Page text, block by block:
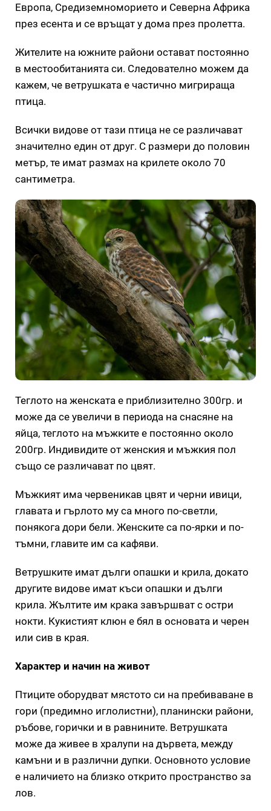
Европа, Средиземноморието и Северна Африка
през есента и се връщат у дома през пролетта.
Жителите на южните райони остават постоянно
в местообитанията си. Следователно можем да
кажем, че ветрушката е частично мигрираща
птица.
Всички видове от тази птица не се различават
значително един от друг. С размери до половин
метър, те имат размах на крилете около 70
сантиметра.
Теглото на женската е приблизително 300гр. и
може да се увеличи в периода на снасяне на
яйца, теглото на мъжките е постоянно около
200гр. Индивидите от женския и мъжкия пол
също се различават по цвят.
Мъжкият има червеникав цвят и черни ивици,
главата и гърлото му са много по-светли,
понякога дори бели. Женските са по-ярки и по-
тъмни, главите им са кафяви.
Ветрушките имат дълги опашки и крила, докато
другите видове имат къси опашки и дълги
крила. Жълтите им крака завършват с остри
нокти. Кукистият клюн е бял в основата и черен
или сив в края.
Характер и начин на живот
Птиците оборудват мястото си на пребиваване в
гори (предимно иглолистни), планински райони,
ръбове, горички и в равнините. Ветрушката
може да живее в хралупи на дървета, между
камъни и в различни дупки. Основното условие
е наличието на близко открито пространство за
лов.